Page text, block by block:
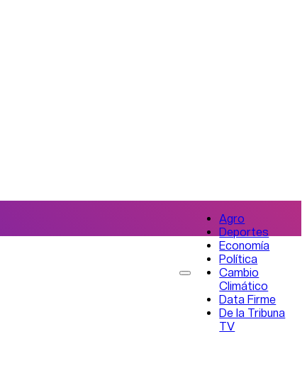
Agro
Deportes
Economía
Política
Cambio
Climático
Data Firme
De la Tribuna
TV